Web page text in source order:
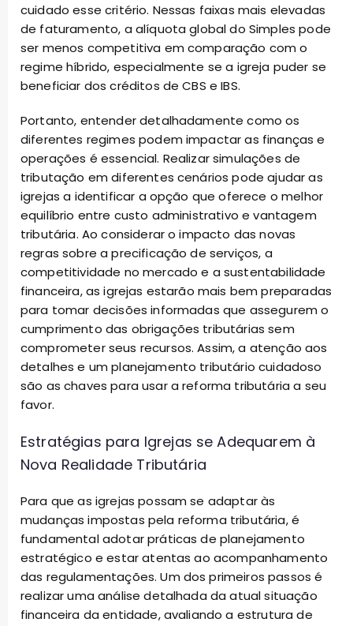
cuidado esse critério. Nessas faixas mais elevadas
de faturamento, a alíquota global do Simples pode
ser menos competitiva em comparação com o
regime híbrido, especialmente se a igreja puder se
beneficiar dos créditos de CBS e IBS.
Portanto, entender detalhadamente como os
diferentes regimes podem impactar as finanças e
operações é essencial. Realizar simulações de
tributação em diferentes cenários pode ajudar as
igrejas a identificar a opção que oferece o melhor
equilíbrio entre custo administrativo e vantagem
tributária. Ao considerar o impacto das novas
regras sobre a precificação de serviços, a
competitividade no mercado e a sustentabilidade
financeira, as igrejas estarão mais bem preparadas
para tomar decisões informadas que assegurem o
cumprimento das obrigações tributárias sem
comprometer seus recursos. Assim, a atenção aos
detalhes e um planejamento tributário cuidadoso
são as chaves para usar a reforma tributária a seu
favor.
Estratégias para Igrejas se Adequarem à
Nova Realidade Tributária
Para que as igrejas possam se adaptar às
mudanças impostas pela reforma tributária, é
fundamental adotar práticas de planejamento
estratégico e estar atentas ao acompanhamento
das regulamentações. Um dos primeiros passos é
realizar uma análise detalhada da atual situação
financeira da entidade, avaliando a estrutura de